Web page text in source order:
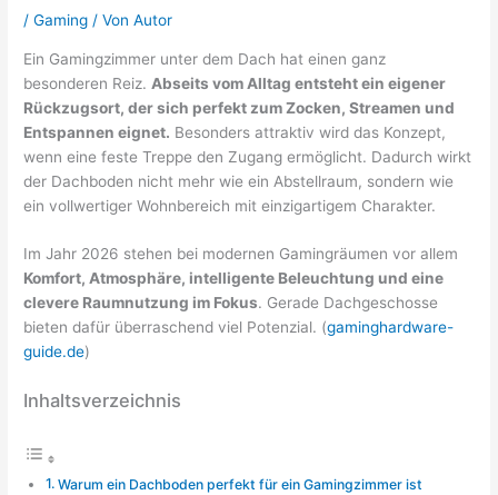
/Gaming / VonAutor
Ein Gamingzimmer unter dem Dach hat einen ganz
besonderen Reiz. Abseits vom Alltag entsteht ein eigener
Rückzugsort, der sich perfekt zum Zocken, Streamen und
Entspannen eignet. Besonders attraktiv wird das Konzept,
wenn eine feste Treppe den Zugang ermöglicht. Dadurch wirkt
der Dachboden nicht mehr wie ein Abstellraum, sondern wie
ein vollwertiger Wohnbereich mit einzigartigem Charakter.
Im Jahr 2026 stehen bei modernen Gamingräumen vor allem
Komfort, Atmosphäre, intelligente Beleuchtung und eine
clevere Raumnutzung im Fokus. Gerade Dachgeschosse
bieten dafür überraschend viel Potenzial. (gaminghardware-
guide.de)
Inhaltsverzeichnis
Warum ein Dachboden perfekt für ein Gamingzimmer ist